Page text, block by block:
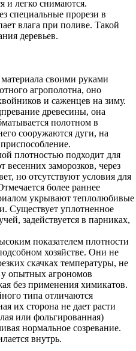
и легко снимаются.
специальные прорези в
влага при поливе. Такой
деревьев.
своими руками
агрополотна, оно
и саженцев на зиму.
древесины, она
полотном в
сооружаются дуги, на
плотностью подходит для
заморозков, через
но отсутствуют условия для
более раннее
укрывают теплолюбивые
Существует уплотненное
задействуется в парниках,
показателем плотности
хозяйстве. Они не
скачках температуры, не
у опытных агрономов
без применения химикатов.
типа отличаются
их сторона не дает расти
или фольгированная)
нормальное созревание.
внутрь.